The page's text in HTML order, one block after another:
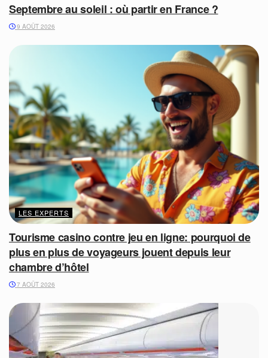
Septembre au soleil : où partir en France ?
9 AOÛT 2026
LES EXPERTS
Tourisme casino contre jeu en ligne: pourquoi de
plus en plus de voyageurs jouent depuis leur
chambre d’hôtel
7 AOÛT 2026